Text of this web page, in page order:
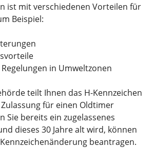
ist mit verschiedenen Vorteilen für
Beispiel:
in Umweltzonen
teilt Ihnen das H-Kennzeichen
Zulassung für einen Oldtimer
Sie bereits ein zugelassenes
dieses 30 Jahre alt wird, können
beantragen.